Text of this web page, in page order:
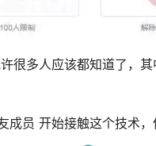
很多人应该都知道了，
成员 开始接触这个技术